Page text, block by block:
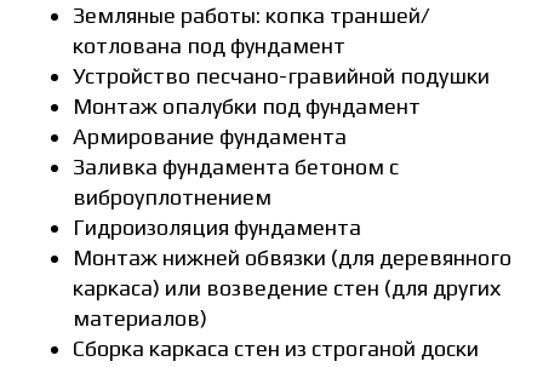
Земляные работы: копка траншей/
котлована под фундамент
Устройство песчано-гравийной подушки
Монтаж опалубки под фундамент
Армирование фундамента
Заливка фундамента бетоном с
виброуплотнением
Гидроизоляция фундамента
Монтаж нижней обвязки (для деревянного
каркаса) или возведение стен (для других
материалов)
Сборка каркаса стен из строганой доски